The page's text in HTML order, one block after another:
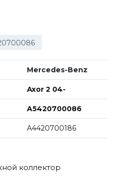
Mercedes-Benz
Axor 2 04-
A5420700086
A4420700186
коллектор